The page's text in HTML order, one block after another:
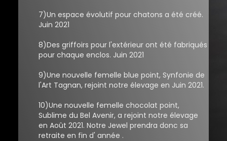
7)Un espace évolutif pour chatons a été créé.
Juin 2021
8)Des griffoirs pour l'extérieur ont été fabriqués
pour chaque enclos. Juin 2021
9)Une nouvelle femelle blue point, Synfonie de
l'Art Tagnan, rejoint notre élevage en Juin 2021.
10)Une nouvelle femelle chocolat point,
Sublime du Bel Avenir, a rejoint notre élevage
en Août 2021. Notre Jewel prendra donc sa
retraite en fin d' année .